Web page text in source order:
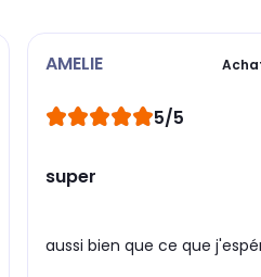
AMELIE
5/5
super
aussi bien que ce que